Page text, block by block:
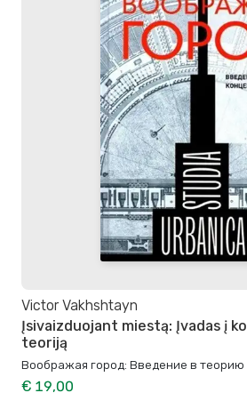
Victor Vakhshtayn
Įsivaizduojant miestą: Įvadas į
teoriją
Воображая город: Введение в теорию
€ 19,00